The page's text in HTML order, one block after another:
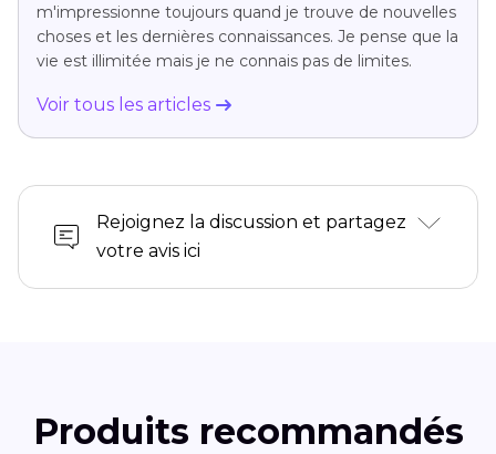
m'impressionne toujours quand je trouve de nouvelles
choses et les dernières connaissances. Je pense que la
vie est illimitée mais je ne connais pas de limites.
Voir tous les articles
Rejoignez la discussion et partagez
votre avis ici
Produits recommandés